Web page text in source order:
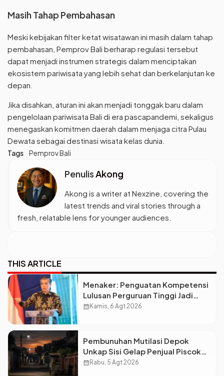
Masih Tahap Pembahasan
Meski kebijakan filter ketat wisatawan ini masih dalam tahap
pembahasan, Pemprov Bali berharap regulasi tersebut
dapat menjadi instrumen strategis dalam menciptakan
ekosistem pariwisata yang lebih sehat dan berkelanjutan ke
depan.
Jika disahkan, aturan ini akan menjadi tonggak baru dalam
pengelolaan pariwisata Bali di era pascapandemi, sekaligus
menegaskan komitmen daerah dalam menjaga citra Pulau
Dewata sebagai destinasi wisata kelas dunia.
Tags Pemprov Bali
PenulisAkong
Akong is a writer at Nexzine, covering the
latest trends and viral stories through a
fresh, relatable lens for younger audiences.
THIS ARTICLE
Menaker: Penguatan Kompetensi
Lulusan Perguruan Tinggi Jadi
Kunci Menjawab Kebutuhan Dunia
calendar_monthKamis, 6 Agt 2026
Pembunuhan Mutilasi Depok
Unkap Sisi Gelap Penjual Piscok
Berdarah Dingin
calendar_monthRabu, 5 Agt 2026